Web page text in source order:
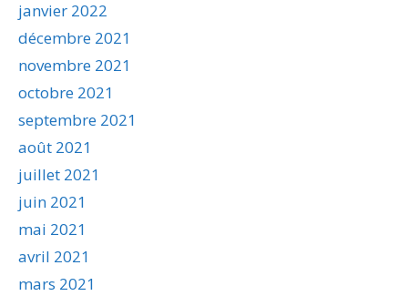
janvier 2022
décembre 2021
novembre 2021
octobre 2021
septembre 2021
août 2021
juillet 2021
juin 2021
mai 2021
avril 2021
mars 2021